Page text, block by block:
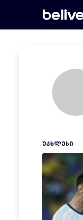
ᲣᲐᲮᲚᲔᲡᲘ